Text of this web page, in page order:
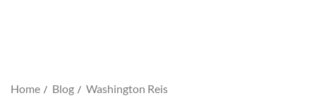
Home Blog Washington Reis